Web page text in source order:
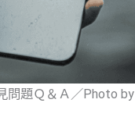
問題Ｑ＆Ａ／Photo by